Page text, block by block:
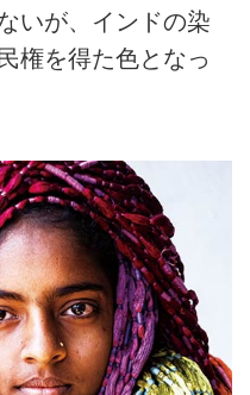
いが、インドの染
権を得た色となっ